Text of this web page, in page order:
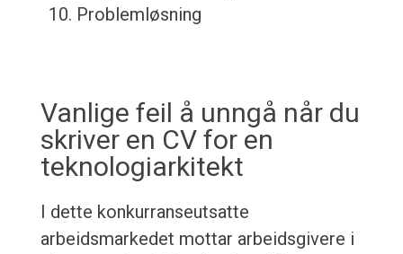
Problemløsning
Vanlige feil å unngå når du
skriver en CV for en
teknologiarkitekt
I dette konkurranseutsatte
arbeidsmarkedet mottar arbeidsgivere i